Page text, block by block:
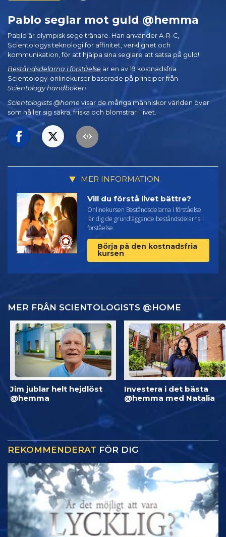
Pablo seglar mot guld @hemma
Pablo är olympisk segeltränare. Han använder A-R-C,
Scientologys teknologi för affinitet, verklighet och
kommunikation, för att hjälpa sina seglare att satsa på guld!
Beståndsdelarna i förståelse är en av 19 kostnadsfria
Scientology-onlinekurser baserade på principer från
Scientology handboken.
Scientologists @home visar de många människor världen över
som håller sig säkra, friska och blomstrar i livet.
MER INFORMATION
Vill du förstå livet bättre?
Onlinekursen Beståndsdelarna i förståelse
lär dig de grundläggande beståndsdelarna i
förståelse.
Börja på den kostnadsfria
kursen
MER FRÅN SCIENTOLOGISTS @HOME
Jim jublar helt hejdlöst
@hemma
Investera i det bästa
@hemma med Natalia
REKOMMENDERAT FÖR DIG